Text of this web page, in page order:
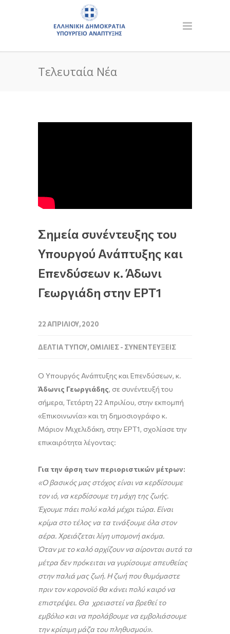
Τελευταία Νέα
Σημεία συνέντευξης του
Υπουργού Ανάπτυξης και
Επενδύσεων κ. Άδωνι
Γεωργιάδη στην ΕΡΤ1
22 ΑΠΡΙΛΊΟΥ, 2020
ΔΕΛΤΊΑ ΤΎΠΟΥ,ΟΜΙΛΊΕΣ - ΣΥΝΕΝΤΕΎΞΕΙΣ
Ο Υπουργός Ανάπτυξης και Επενδύσεων, κ.
Άδωνις Γεωργιάδης, σε συνέντευξή του
σήμερα, Τετάρτη 22 Απριλίου, στην εκπομπή
«Επικοινωνία» και τη δημοσιογράφο κ.
Μάριον Μιχελιδάκη, στην ΕΡΤ1, σχολίασε την
επικαιρότητα λέγοντας:
Για την άρση των περιοριστικών μέτρων:
«Ο βασικός μας στόχος είναι να κερδίσουμε
τον ιό, να κερδίσουμε τη μάχη της ζωής.
Έχουμε πάει πολύ καλά μέχρι τώρα. Είναι
κρίμα στο τέλος να τα τινάξουμε όλα στον
αέρα. Χρειάζεται λίγη υπομονή ακόμα.
Όταν με το καλό αρχίζουν να αίρονται αυτά τα
μέτρα δεν πρόκειται να γυρίσουμε απευθείας
στην παλιά μας ζωή. Η ζωή που θυμόμαστε
πριν τον κορονοϊό θα κάνει πολύ καιρό να
επιστρέψει. Θα χρειαστεί να βρεθεί το
εμβόλιο και να προλάβουμε να εμβολιάσουμε
την κρίσιμη μάζα του πληθυσμού».